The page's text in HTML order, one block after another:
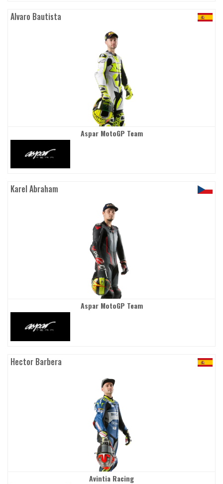
Alvaro Bautista
Aspar MotoGP Team
Karel Abraham
Aspar MotoGP Team
Hector Barbera
Avintia Racing